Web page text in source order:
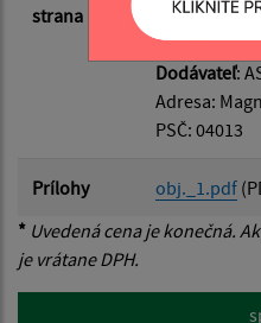
strana
00322814,
Mesto: Belá
Dodávateľ:
Adresa:
PSČ: 04013
Prílohy obj._1.pdf
* Uvedená cena je konečná.
je vrátane DPH.